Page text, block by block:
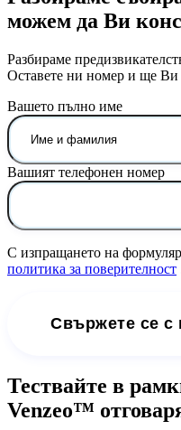
можем да Ви
Разбираме
Оставете ни номер и ще Ви
Вашето пълно име
Вашият телефонен номер
С изпращането на
политика за поверителност
Свържете се с
Тествайте в
Venzeo™